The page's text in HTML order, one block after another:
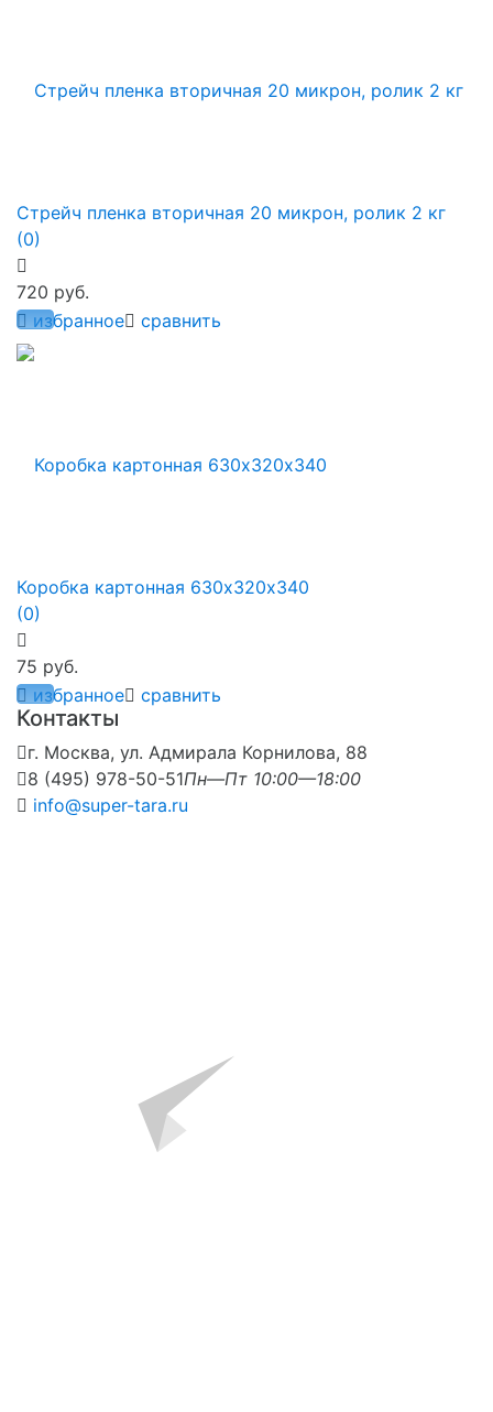
избранное сравнить
Стрейч пленка вторичная 20 микрон, ролик 2 кг
(0)
720 руб.
избранное сравнить
Коробка картонная 630х320х340
(0)
75 руб.
Контакты
г. Москва, ул. Адмирала Корнилова, 88
8 (495) 978-50-51Пн—Пт 10:00—18:00
info@super-tara.ru